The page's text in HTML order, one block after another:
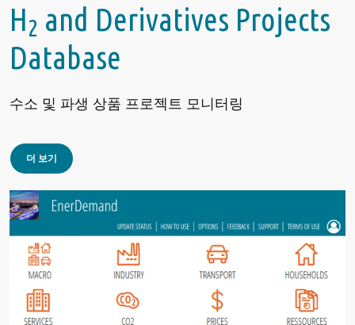
H2 and Derivatives Projects
Database
수소 및 파생 상품 프로젝트 모니터링
더 보기